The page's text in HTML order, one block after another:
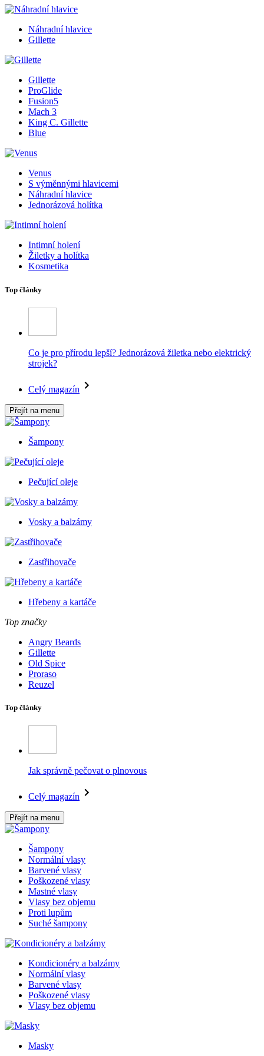
Náhradní hlavice
Gillette
Gillette
ProGlide
Fusion5
Mach 3
King C. Gillette
Blue
Venus
S výměnnými hlavicemi
Náhradní hlavice
Jednorázová holítka
Intimní holení
Žiletky a holítka
Kosmetika
Top články
Co je pro přírodu lepší? Jednorázová žiletka nebo elektrický
strojek?
Celý magazín
Přejít na menu
Šampony
Pečující oleje
Vosky a balzámy
Zastřihovače
Hřebeny a kartáče
Top značky
Angry Beards
Gillette
Old Spice
Proraso
Reuzel
Top články
Jak správně pečovat o plnovous
Celý magazín
Přejít na menu
Šampony
Normální vlasy
Barvené vlasy
Poškozené vlasy
Mastné vlasy
Vlasy bez objemu
Proti lupům
Suché šampony
Kondicionéry a balzámy
Normální vlasy
Barvené vlasy
Poškozené vlasy
Vlasy bez objemu
Masky